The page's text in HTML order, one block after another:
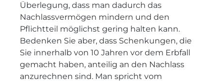
Überlegung, dass man dadurch das
Nachlassvermögen mindern und den
Pflichtteil möglichst gering halten kann.
Bedenken Sie aber, dass Schenkungen, die
Sie innerhalb von 10 Jahren vor dem Erbfall
gemacht haben, anteilig an den Nachlass
anzurechnen sind. Man spricht vom